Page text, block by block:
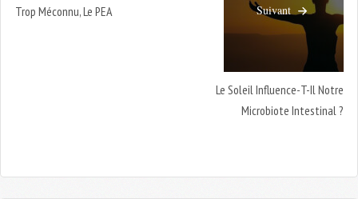
Trop Méconnu, Le PEA
Suivant
Le Soleil Influence-T-Il Notre
Microbiote Intestinal ?